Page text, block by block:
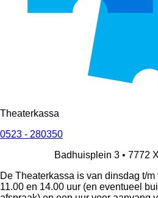
Theaterkassa
0523 - 280350
Badhuisplein 3 • 7772
De Theaterkassa is van dinsdag t/
11.00 en 14.00 uur (en eventueel